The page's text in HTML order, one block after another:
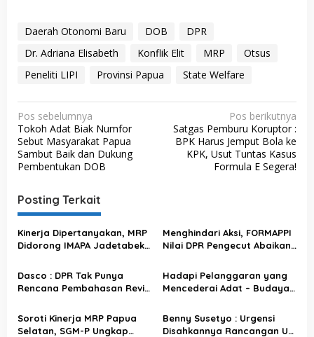
Daerah Otonomi Baru DOB
DPR
Dr. Adriana Elisabeth
Konflik Elit MRP
Otsus
Peneliti LIPI
Provinsi Papua State Welfare
N
a
v
i
g
a
s
i
p
o
s
Pos sebelumnya
Tokoh Adat Biak Numfor
Sebut Masyarakat Papua
Sambut Baik dan Dukung
Pembentukan DOB
Pos berikutnya
Satgas Pemburu Koruptor :
BPK Harus Jemput Bola ke
KPK, Usut Tuntas Kasus
Formula E Segera!
Posting Terkait
Kinerja Dipertanyakan, MRP
Didorong IMAPA Jadetabek
Menghindari Aksi, FORMAPPI
Nilai DPR Pengecut Abaikan
Dasco : DPR Tak Punya
Rencana Pembahasan Revisi
Hadapi Pelanggaran yang
Mencederai Adat – Budaya,
Profesional dan
Berintegritas!
Soroti Kinerja MRP Papua
Selatan, SGM-P Ungkap
Benny Susetyo : Urgensi
Disahkannya Rancangan UU